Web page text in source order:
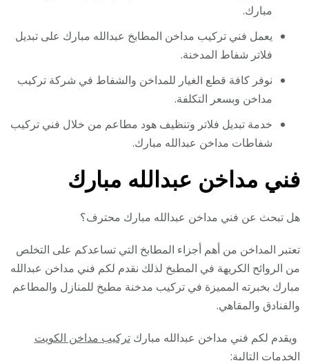
مبارك.
يعمل فني تركيب مداخن المطابخ عبدالله مبارك على تبديل
فلاتر شفاط المدخنة.
نوفر كافة قطع الغيار للمداخن والشفاط في شركة تركيب
مداخن وبسعر التكلفة.
خدمة تبديل فلاتر وتنظيف هود مطاعم من خلال فني تركيب
شفاطات مداخن عبدالله مبارك.
فني مداخن عبدالله مبارك
هل تبحث عن فني مداخن عبدالله مبارك محترف؟
تعتبر المداخن من أهم أجزاء المطابخ التي تساعدكم على التخلص
من الروائح الكريهة في المطبخ لذلك نقدم لكم فني مداخن عبدالله
مبارك بخبرته المميزة في تركيب مدخنة مطبخ للمنازل والمطاعم
والفنادق والمقاهي.
ويقدم لكم فني مداخن عبدالله مباركتركيب مداخن الكويت
الخدمات التالية: